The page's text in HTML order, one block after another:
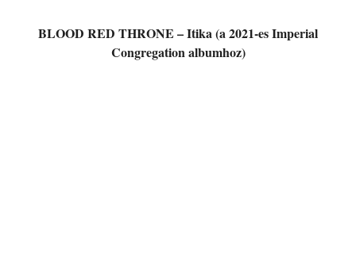
BLOOD RED THRONE – Itika (a 2021-es Imperial
Congregation albumhoz)